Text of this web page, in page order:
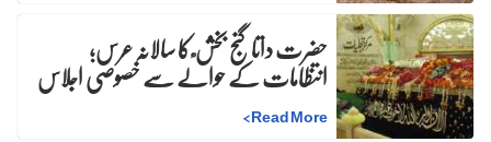
حضرت داتا گنج بخش ؒ کا سالانہ عرس;
انتظامات کے حوالے سے خصوصی اجلاس
Read More
>